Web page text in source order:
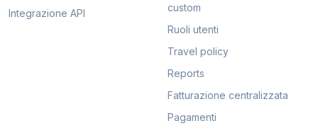
Integrazione API
custom
Ruoli utenti
Travel policy
Reports
Fatturazione centralizzata
Pagamenti